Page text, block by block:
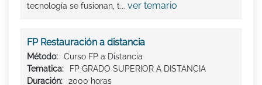
tecnología se fusionan, t... ver temario
FP Restauración a distancia
Método:
Curso FP a Distancia
Tematica:
FP GRADO SUPERIOR A DISTANCIA
Duración:
2000 horas